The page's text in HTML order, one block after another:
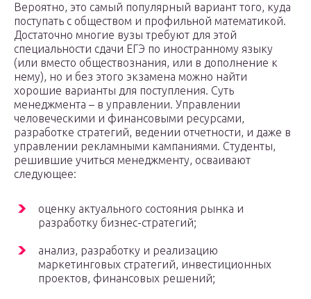
Вероятно, это самый популярный вариант того, куда
поступать с обществом и профильной математикой.
Достаточно многие вузы требуют для этой
специальности сдачи ЕГЭ по иностранному языку
(или вместо обществознания, или в дополнение к
нему), но и без этого экзамена можно найти
хорошие варианты для поступления. Суть
менеджмента – в управлении. Управлении
человеческими и финансовыми ресурсами,
разработке стратегий, ведении отчетности, и даже в
управлении рекламными кампаниями. Студенты,
решившие учиться менеджменту, осваивают
следующее:
оценку актуального состояния рынка и
разработку бизнес-стратегий;
анализ, разработку и реализацию
маркетинговых стратегий, инвестиционных
проектов, финансовых решений;